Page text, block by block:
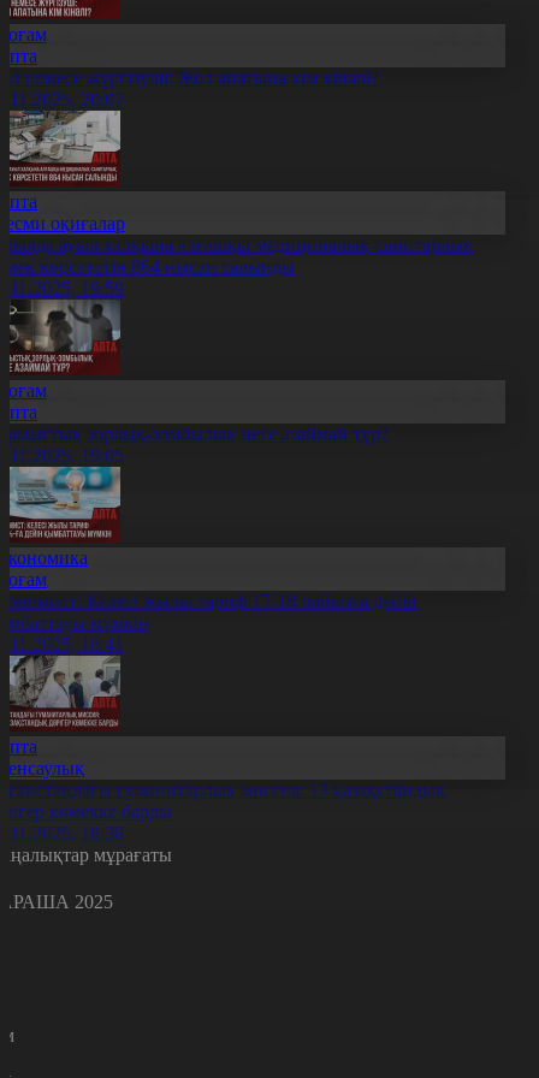
немесе жүргізуші: Жол апатына кім кінәлі?
20:07
оқиғалар
ауыл халқына алғашқы медициналық-санитарлық
көрсететін 864 нысан салынды
19:59
зорлық-зомбылық неге азаймай тұр?
19:05
Келесі жылы тариф 17-18 пайызға дейін
мүмкін
18:41
гуманитарлық миссия: 13 қазақстандық
көмекке барды
18:38
мұрағаты
2025